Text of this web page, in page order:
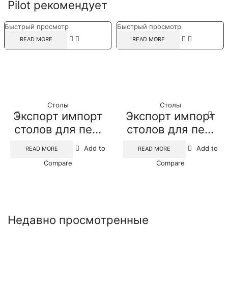
Pilot рекомендует
Быстрый просмотр
READ MORE
Столы
Экспорт импорт
столов для пе...
READ MORE
Add to
Compare
Быстрый просмотр
READ MORE
Столы
Экспорт импорт
столов для пе...
READ MORE
Add to
Compare
Недавно просмотренные​